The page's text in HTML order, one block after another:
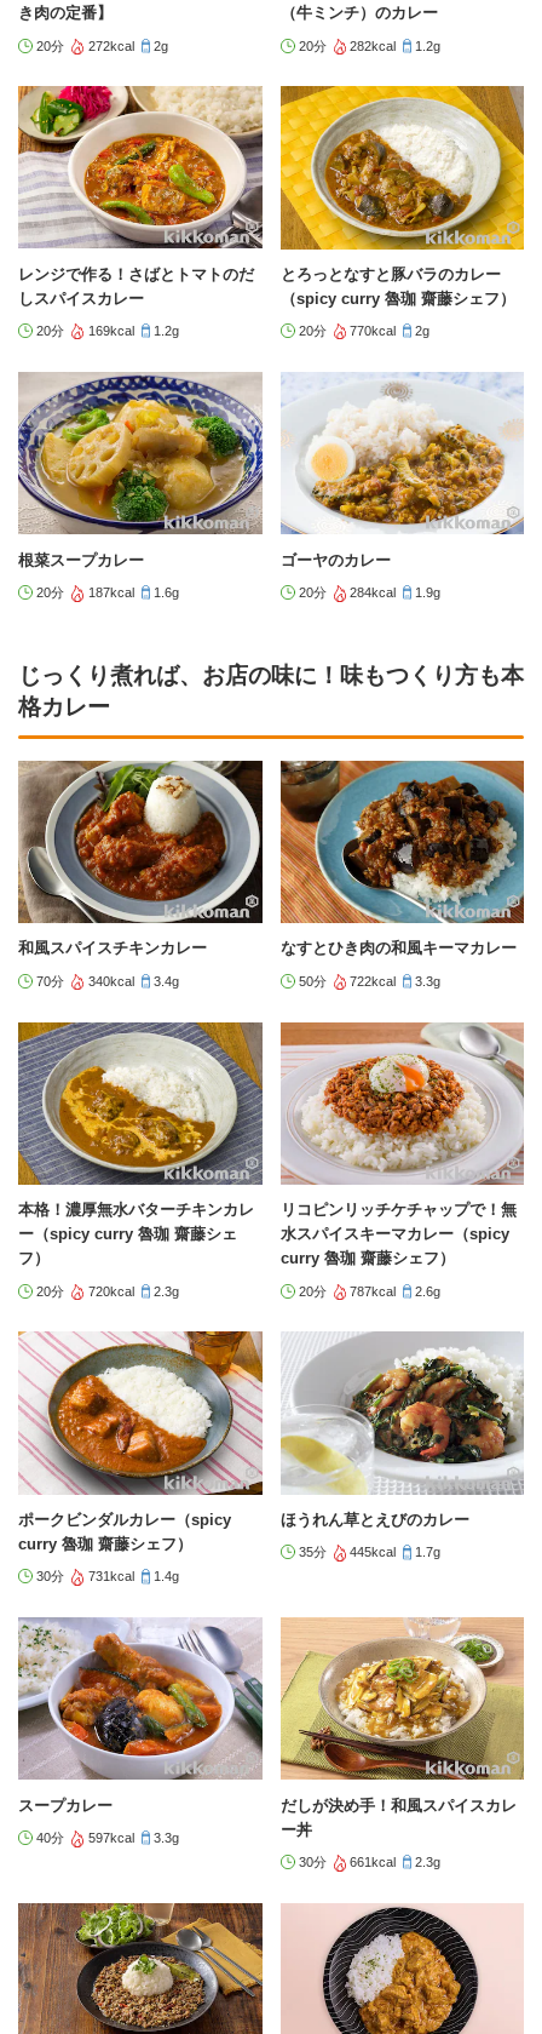
き肉の定番】
20分 272kcal 2g
（牛ミンチ）のカレー
20分 282kcal 1.2g
レンジで作る！さばとトマトのだ
しスパイスカレー
20分 169kcal 1.2g
とろっとなすと豚バラのカレー
（spicy curry 魯珈 齋藤シェフ）
20分 770kcal 2g
根菜スープカレー
20分 187kcal 1.6g
ゴーヤのカレー
20分 284kcal 1.9g
じっくり煮れば、お店の味に！味もつくり方も本
格カレー
和風スパイスチキンカレー
70分 340kcal 3.4g
なすとひき肉の和風キーマカレー
50分 722kcal 3.3g
本格！濃厚無水バターチキンカレ
ー（spicy curry 魯珈 齋藤シェ
フ）
20分 720kcal 2.3g
リコピンリッチケチャップで！無
水スパイスキーマカレー（spicy
curry 魯珈 齋藤シェフ）
20分 787kcal 2.6g
ポークビンダルカレー（spicy
curry 魯珈 齋藤シェフ）
30分 731kcal 1.4g
ほうれん草とえびのカレー
35分 445kcal 1.7g
スープカレー
40分 597kcal 3.3g
だしが決め手！和風スパイスカレ
ー丼
30分 661kcal 2.3g